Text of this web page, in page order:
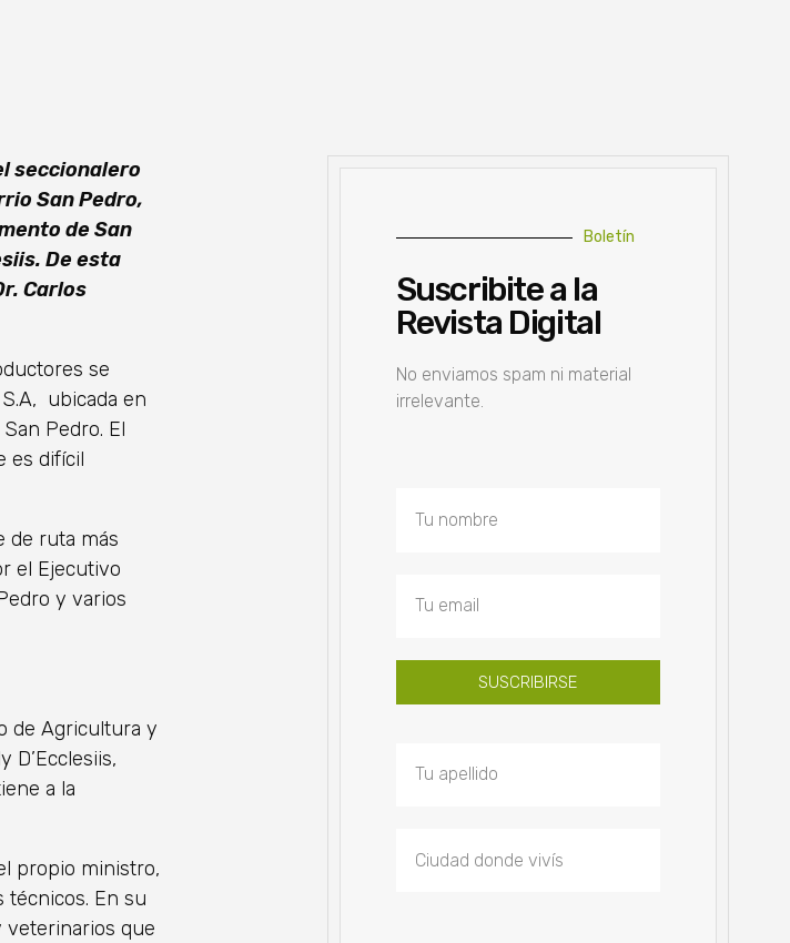
seccionalero
San Pedro,
de San
De esta
Carlos
se
ubicada en
Pedro. El
es difícil
de ruta más
el Ejecutivo
y varios
de Agricultura y
D’Ecclesiis,
a la
propio ministro,
técnicos. En su
veterinarios que
Boletín
Suscribite a la
Revista Digital
No enviamos spam ni material
irrelevante.
SUSCRIBIRSE